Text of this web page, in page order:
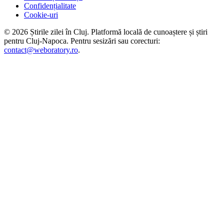
Confidențialitate
Cookie-uri
© 2026 Știrile zilei în Cluj. Platformă locală de cunoaștere și știri
pentru Cluj-Napoca. Pentru sesizări sau corecturi:
contact@weboratory.ro.